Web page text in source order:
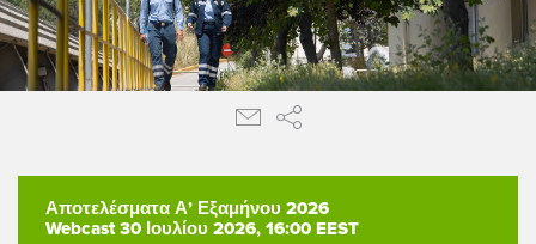
Αποτελέσματα Α’ Εξαμήνου 2026
Webcast 30 Ιουλίου 2026, 16:00 EEST